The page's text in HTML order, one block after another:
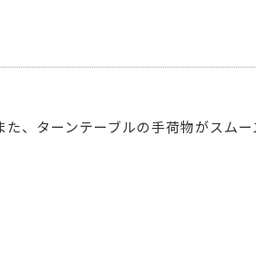
、ターンテーブルの手荷物がスムー